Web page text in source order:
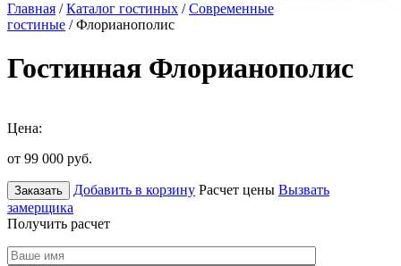
Главная /Каталог гостиных /Современные
гостиные / Флорианополис
Гостинная Флорианополис
Цена:
от 99 000 руб.
Заказать Добавить в корзину Расчет цены Вызвать
замерщика
Получить расчет